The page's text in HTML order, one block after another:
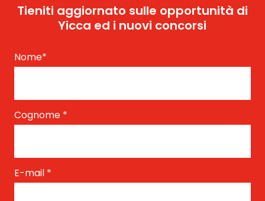
Tieniti aggiornato sulle opportunità di
Yicca ed i nuovi concorsi
Nome*
Cognome *
E-mail *